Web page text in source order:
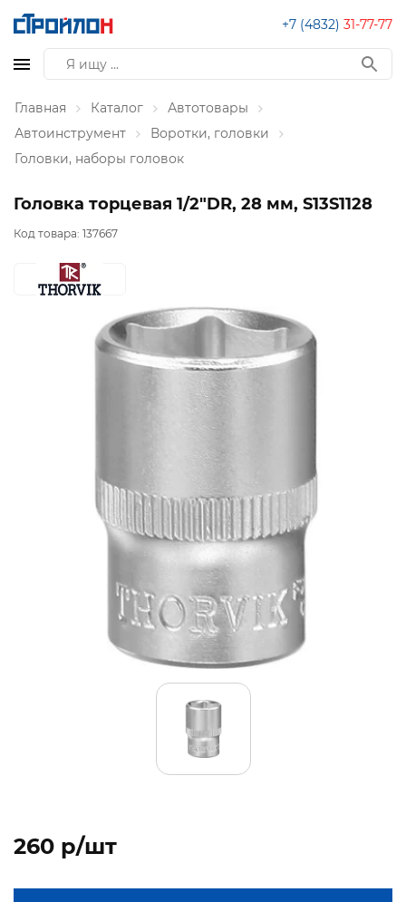
+7 (4832) 31-77-77
Главная Каталог
Автотовары
Автоинструмент
Воротки, головки
Головки, наборы головок
Головка торцевая 1/2"DR, 28 мм, S13S1128
Код товара: 137667
260 p/шт